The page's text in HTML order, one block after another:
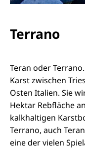
Terrano
Teran oder
Karst zwischen
Osten Italien. Sie
Hektar Rebfläche
kalkhaltigen
Terrano, auch
eine der vielen